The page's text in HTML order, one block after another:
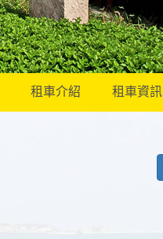
租車介紹 租車資訊